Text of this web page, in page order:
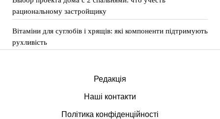
рациональному застройщику
Вітаміни для суглобів і хрящів: які компоненти підтримують
рухливість
Редакція
Наші контакти
Політика конфіденційності